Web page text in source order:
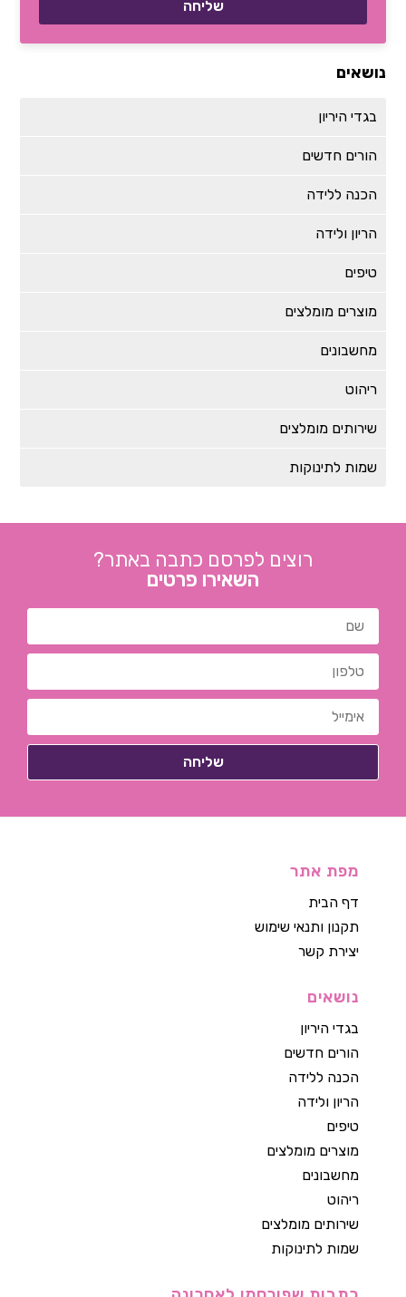
נושאים
בגדי היריון
הורים חדשים
הכנה ללידה
הריון ולידה
טיפים
מוצרים מומלצים
מחשבונים
ריהוט
שירותים מומלצים
שמות לתינוקות
רוצים לפרסם כתבה באתר?
השאירו פרטים
מפת אתר
דף הבית
תקנון ותנאי שימוש
יצירת קשר
נושאים
בגדי היריון
הורים חדשים
הכנה ללידה
הריון ולידה
טיפים
מוצרים מומלצים
מחשבונים
ריהוט
שירותים מומלצים
שמות לתינוקות